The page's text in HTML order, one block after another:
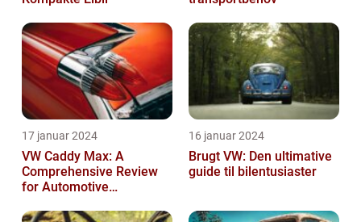
17 januar 2024
VW Caddy Max: A
Comprehensive Review
for Automotive
16 januar 2024
Brugt VW: Den ultimative
guide til bilentusiaster